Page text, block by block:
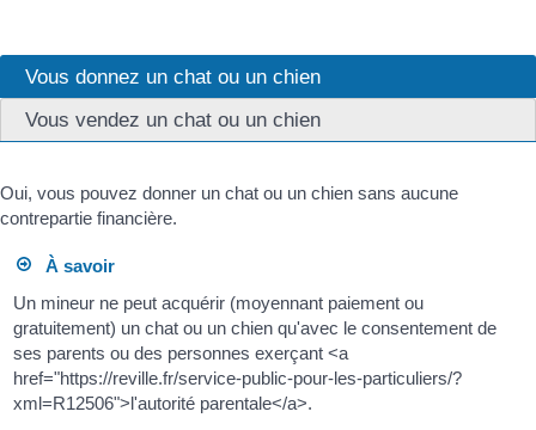
Vous donnez un chat ou un chien
Vous vendez un chat ou un chien
Oui, vous pouvez donner un chat ou un chien sans aucune
contrepartie financière.
À savoir
Un mineur ne peut acquérir (moyennant paiement ou
gratuitement) un chat ou un chien qu'avec le consentement de
ses parents ou des personnes exerçant <a
href="https://reville.fr/service-public-pour-les-particuliers/?
xml=R12506">l'autorité parentale</a>.